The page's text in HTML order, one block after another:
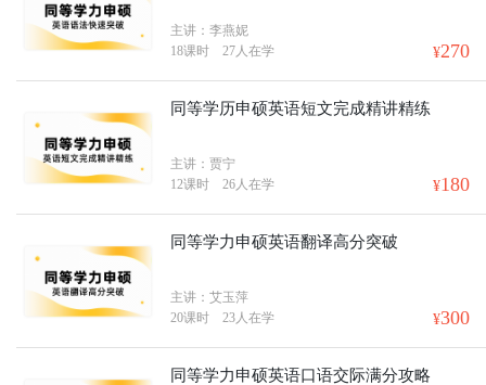
主讲：李燕妮
¥270
18课时 27人在学
同等学历申硕英语短文完成精讲精练
主讲：贾宁
¥180
12课时 26人在学
同等学力申硕英语翻译高分突破
主讲：艾玉萍
¥300
20课时 23人在学
同等学力申硕英语口语交际满分攻略